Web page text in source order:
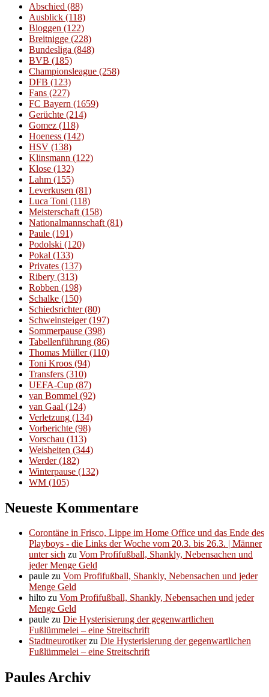
Abschied (88)
Ausblick (118)
Bloggen (122)
Breitnigge (228)
Bundesliga (848)
BVB (185)
Championsleague (258)
DFB (123)
Fans (227)
FC Bayern (1659)
Gerüchte (214)
Gomez (118)
Hoeness (142)
HSV (138)
Klinsmann (122)
Klose (132)
Lahm (155)
Leverkusen (81)
Luca Toni (118)
Meisterschaft (158)
Nationalmannschaft (81)
Paule (191)
Podolski (120)
Pokal (133)
Privates (137)
Ribery (313)
Robben (198)
Schalke (150)
Schiedsrichter(80)
Schweinsteiger(197)
Sommerpause (398)
Tabellenführung (86)
Thomas Müller(110)
Toni Kroos (94)
Transfers (310)
UEFA-Cup (87)
van Bommel (92)
van Gaal (124)
Verletzung (134)
Vorberichte (98)
Vorschau (113)
Weisheiten (344)
Werder(182)
Winterpause (132)
WM (105)
Neueste Kommentare
Corontäne in Frisco, Lippe im Home Office und das Ende des
Playboys - die Links der Woche vom 20.3. bis 26.3. | Männer
unter sich zu Vom Profifußball, Shankly, Nebensachen und
jeder Menge Geld
paule zu Vom Profifußball, Shankly, Nebensachen und jeder
Menge Geld
hilto zu Vom Profifußball, Shankly, Nebensachen und jeder
Menge Geld
paule zu Die Hysterisierung der gegenwartlichen
Fußlümmelei – eine Streitschrift
Stadtneurotikerzu Die Hysterisierung der gegenwartlichen
Fußlümmelei – eine Streitschrift
Paules Archiv